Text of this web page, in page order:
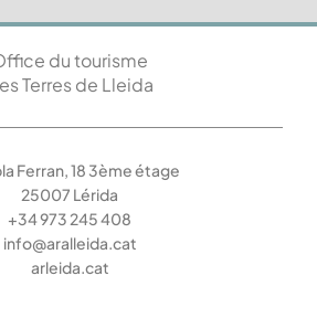
du tourisme
Terres de Lleida
Ferran, 18 3ème étage
25007 Lérida
+34 973 245 408
info@aralleida.cat
arleida.cat